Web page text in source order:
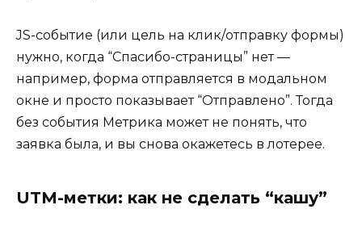
JS-событие (или цель на клик/отправку формы)
нужно, когда “Спасибо-страницы” нет —
например, форма отправляется в модальном
окне и просто показывает “Отправлено”. Тогда
без события Метрика может не понять, что
заявка была, и вы снова окажетесь в лотерее.
UTM-метки: как не сделать “кашу”